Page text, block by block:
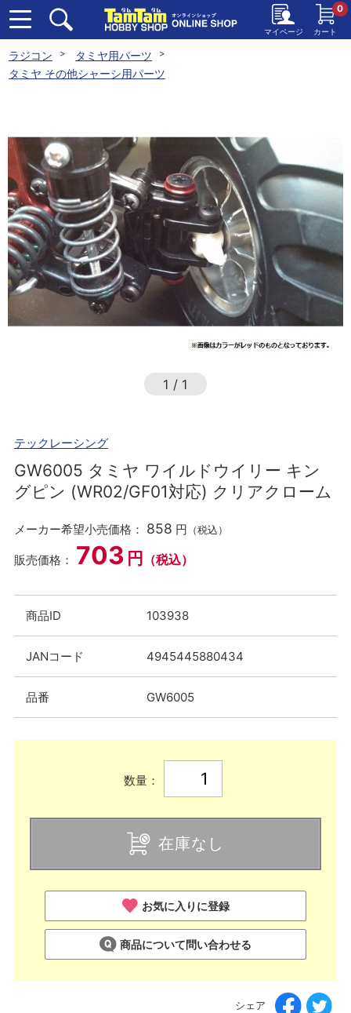
マイページ カート
0
ラジコン
タミヤ用パーツ
タミヤ その他シャーシ用パーツ
1 / 1
テックレーシング
GW6005 タミヤ ワイルドウイリー キン
グピン (WR02/GF01対応) クリアクローム
メーカー希望小売価格： 858 円 （税込）
販売価格： 703 円 （税込）
商品ID 103938
JANコード 4945445880434
品番 GW6005
数量：
在庫なし
お気に入りに登録
商品について問い合わせる
シェア